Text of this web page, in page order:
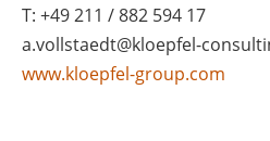
T: +49 211 / 882 594 17
a.vollstaedt@kloepfel-
www.kloepfel-group.com